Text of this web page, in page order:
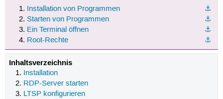
⚓︎
Installation von Programmen
⚓︎
Starten von Programmen
⚓︎
Ein Terminal öffnen
⚓︎
Root-Rechte
Inhaltsverzeichnis
Installation
RDP-Server starten
LTSP konfigurieren